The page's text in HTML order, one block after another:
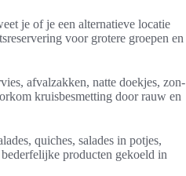
je of je een alternatieve locatie
voor grotere groepen en
afvalzakken, natte doekjes, zon-
kruisbesmetting door rauw en
quiches, salades in potjes,
producten gekoeld in